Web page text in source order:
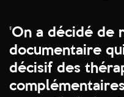
'On a décidé de
documentaire
décisif des